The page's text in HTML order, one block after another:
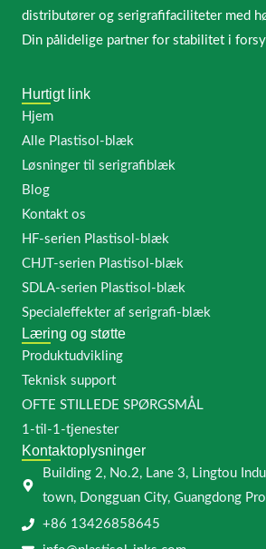
distributører og serigrafifaciliteter med
Din pålidelige partner for stabilitet i
Hurtigt link
Hjem
Alle Plastisol-blæk
Løsninger til serigrafiblæk
Blog
Kontakt os
HF-serien Plastisol-blæk
CHJT-serien Plastisol-blæk
SDLA-serien Plastisol-blæk
Specialeffekter af serigrafi-blæk
Læring og støtte
Produktudvikling
Teknisk support
OFTE STILLEDE SPØRGSMÅL
1-til-1-tjenester
Kontaktoplysninger
Building 2, No.2, Lane 3, Lingtou
town, Dongguan City, Guangdong
+86 13426858645